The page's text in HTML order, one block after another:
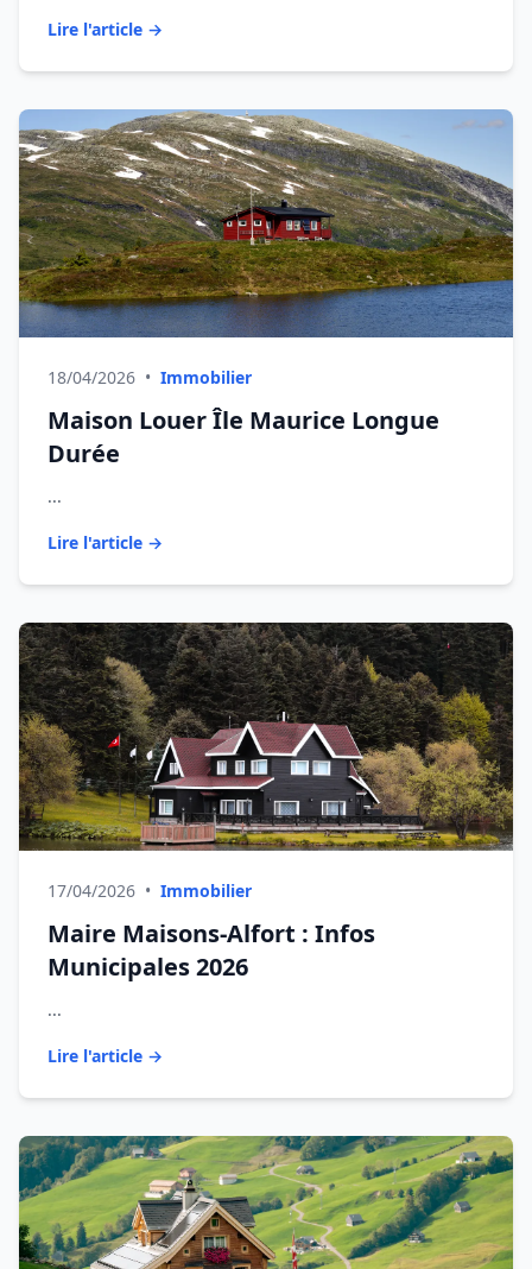
Lire l'article →
18/04/2026 • Immobilier
Maison Louer Île Maurice Longue
Durée
...
Lire l'article →
17/04/2026 • Immobilier
Maire Maisons-Alfort : Infos
Municipales 2026
...
Lire l'article →